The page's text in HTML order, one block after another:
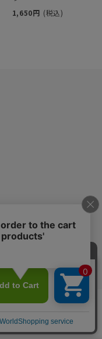
1,650円 (税込)